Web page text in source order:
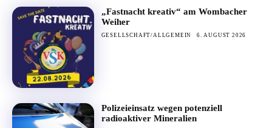
„Fastnacht kreativ“ am Wombacher
Weiher
GESELLSCHAFT/ALLGEMEIN 6. AUGUST 2026
Polizeieinsatz wegen potenziell
radioaktiver Mineralien